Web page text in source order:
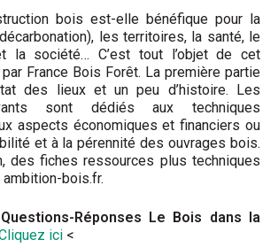
bois est-elle bénéfique pour la
les territoires, la santé, le
la société… C’est tout l’objet de cet
France Bois Forêt. La première partie
des lieux et un peu d’histoire. Les
sont dédiés aux techniques
aspects économiques et financiers ou
et à la pérennité des ouvrages bois.
des fiches ressources plus techniques
bois.fr.
Questions-Réponses Le Bois dans la
ici <